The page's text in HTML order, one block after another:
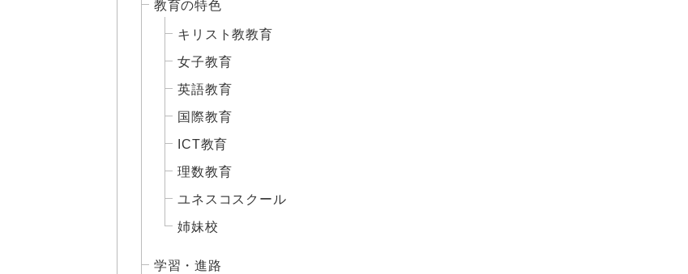
教育の特色
キリスト教教育
女子教育
英語教育
国際教育
ICT教育
理数教育
ユネスコスクール
姉妹校
学習・進路